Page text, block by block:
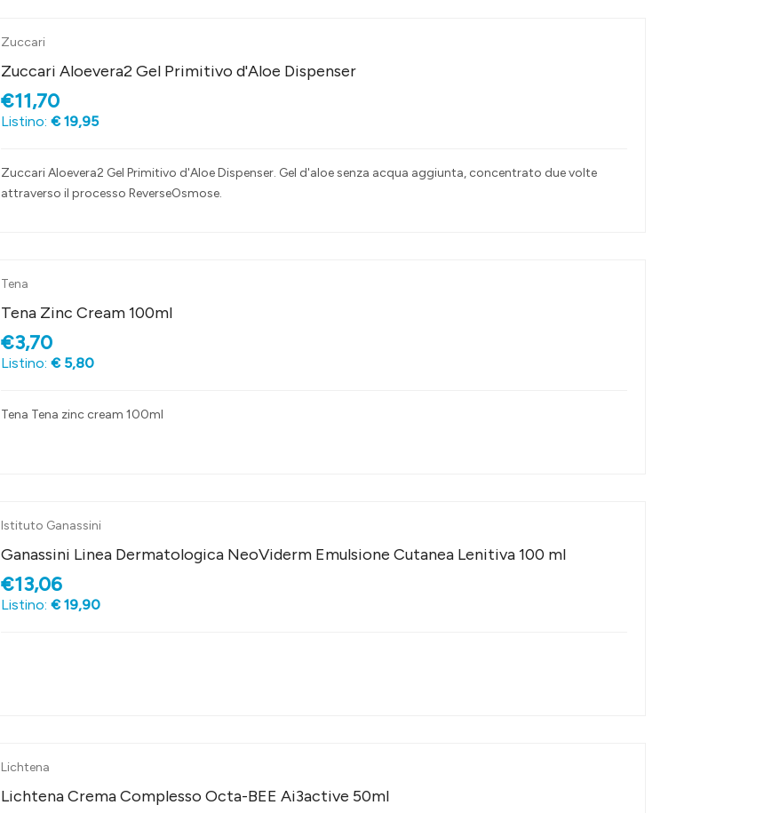
Zuccari
Zuccari Aloevera2 Gel Primitivo d'Aloe Dispenser
€11,70
Listino: € 19,95
Zuccari Aloevera2 Gel Primitivo d'Aloe Dispenser. Gel d'aloe senza acqua aggiunta, concentrato due volte
attraverso il processo ReverseOsmose.
Tena
Tena Zinc Cream 100ml
€3,70
Listino: € 5,80
Tena Tena zinc cream 100ml
Istituto Ganassini
Ganassini Linea Dermatologica NeoViderm Emulsione Cutanea Lenitiva 100 ml
€13,06
Listino: € 19,90
Lichtena
Lichtena Crema Complesso Octa-BEE Ai3active 50ml